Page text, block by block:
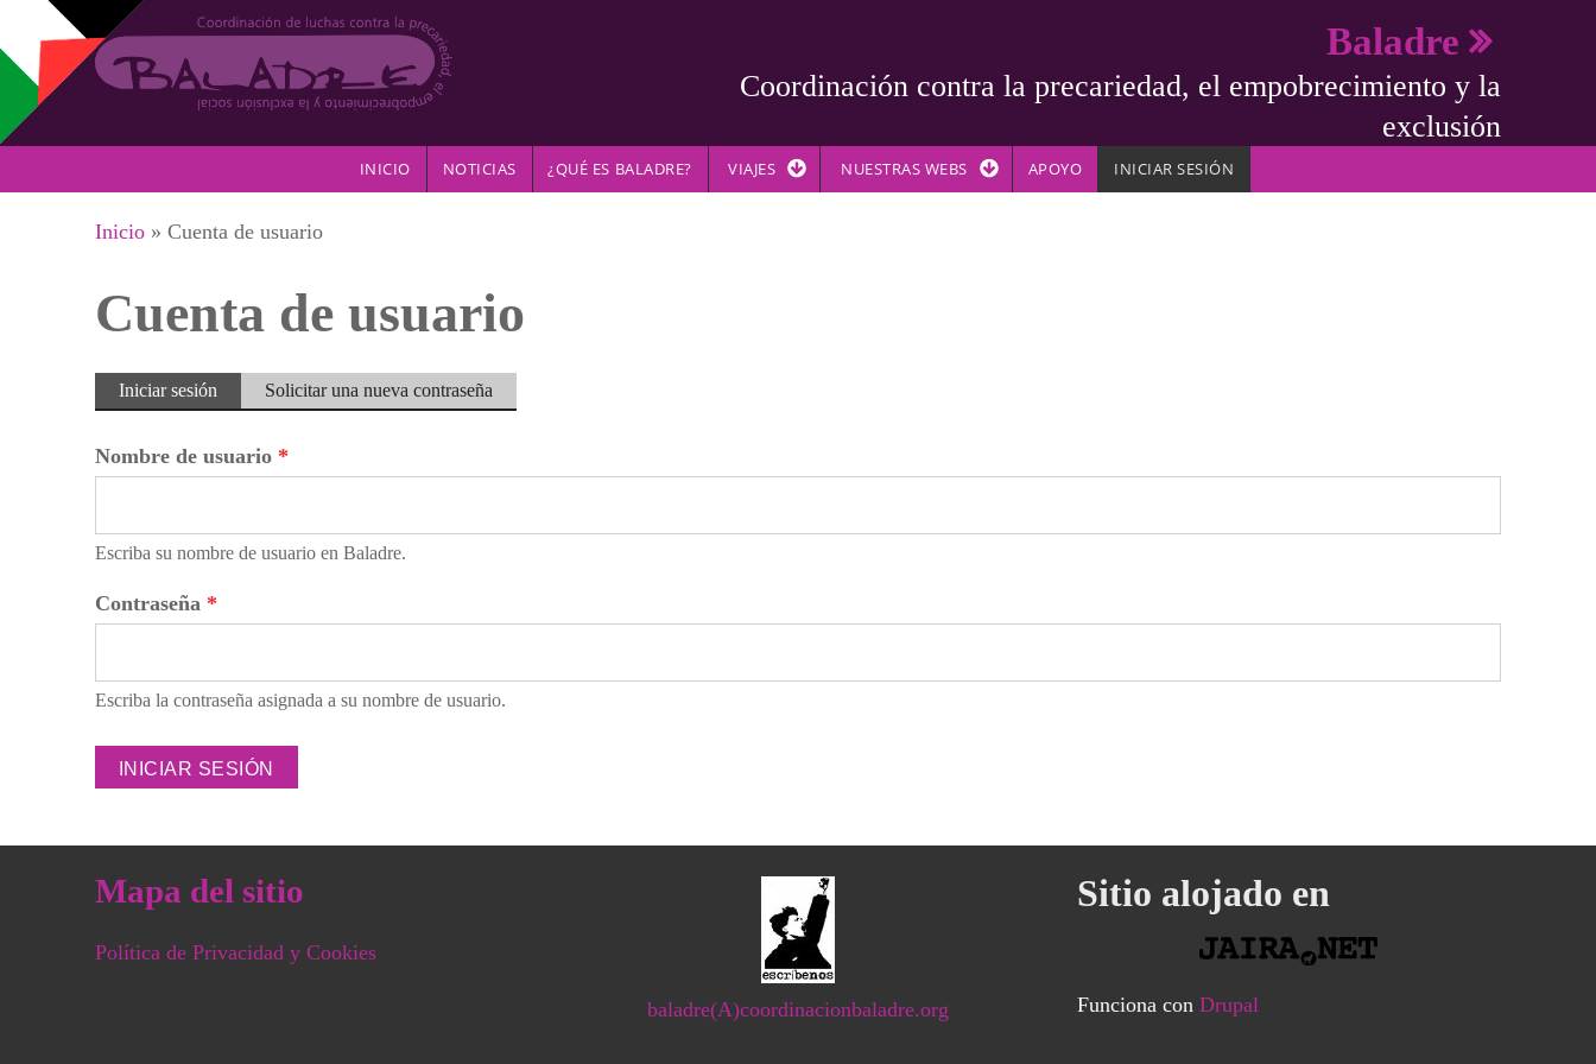
Pasar al contenido principal
Baladre
Coordinación contra la precariedad, el empobrecimiento y la
exclusión
INICIO NOTICIAS ¿QUÉ ES BALADRE? VIAJES NUESTRAS WEBS APOYO INICIAR SESIÓN
Se encuentra usted aquí
Inicio » Cuenta de usuario
Cuenta de usuario
Solapas principales
Iniciar sesión (solapaSolicitar una nueva contraseña
Nombre de usuario *
Escriba su nombre de usuario en Baladre.
Contraseña *
Escriba la contraseña asignada a su nombre de usuario.
Mapa del sitio
Política de Privacidad y Cookies
baladre(A)coordinacionbaladre.org
Sitio alojado en
Funciona con Drupal